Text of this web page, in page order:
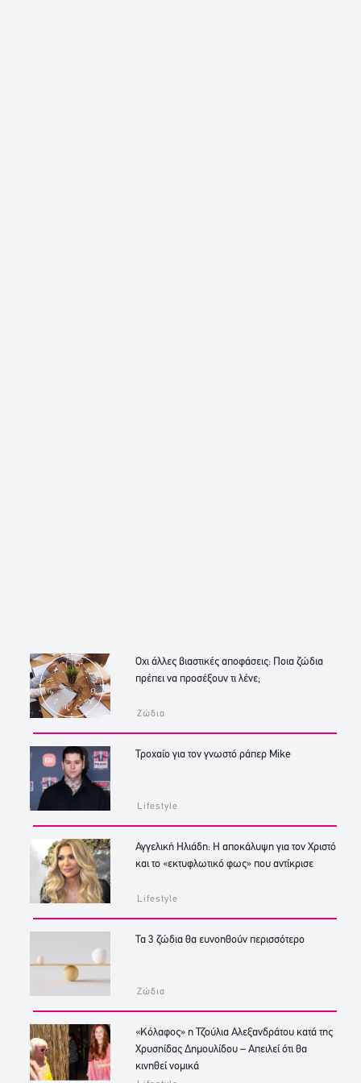
Όχι άλλες βιαστικές αποφάσεις: Ποια ζώδια
πρέπει να προσέξουν τι λένε;
Ζώδια
Τροχαίο για τον γνωστό ράπερ Mike
Lifestyle
Αγγελική Ηλιάδη: Η αποκάλυψη για τον Χριστό
και το «εκτυφλωτικό φως» που αντίκρισε
Lifestyle
Τα 3 ζώδια θα ευνοηθούν περισσότερο
Ζώδια
«Κόλαφος» η Τζούλια Αλεξανδράτου κατά της
Χρυσηίδας Δημουλίδου – Απειλεί ότι θα
κινηθεί νομικά